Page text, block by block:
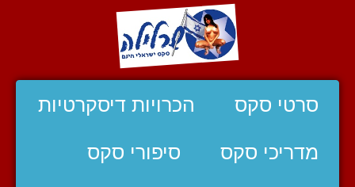
סרטי סקס הכרויות דיסקרטיות
מדריכי סקס סיפורי סקס